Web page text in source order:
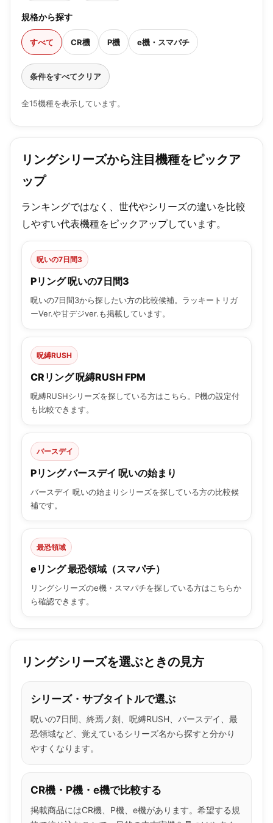
規格から探す
すべて CR機 P機 e機・スマパチ
条件をすべてクリア
全15機種を表示しています。
リングシリーズから注目機種をピックア
ップ
ランキングではなく、世代やシリーズの違いを比較
しやすい代表機種をピックアップしています。
呪いの7日間3
Pリング 呪いの7日間3
呪いの7日間3から探したい方の比較候補。ラッキートリガ
ーVer.や甘デジver.も掲載しています。
呪縛RUSH
CRリング 呪縛RUSH FPM
呪縛RUSHシリーズを探している方はこちら。P機の設定付
も比較できます。
バースデイ
Pリング バースデイ 呪いの始まり
バースデイ 呪いの始まりシリーズを探している方の比較候
補です。
最恐領域
eリング 最恐領域（スマパチ）
リングシリーズのe機・スマパチを探している方はこちらか
ら確認できます。
リングシリーズを選ぶときの見方
シリーズ・サブタイトルで選ぶ
呪いの7日間、終焉ノ刻、呪縛RUSH、バースデイ、最
恐領域など、覚えているシリーズ名から探すと分かり
やすくなります。
CR機・P機・e機で比較する
掲載商品にはCR機、P機、e機があります。希望する規